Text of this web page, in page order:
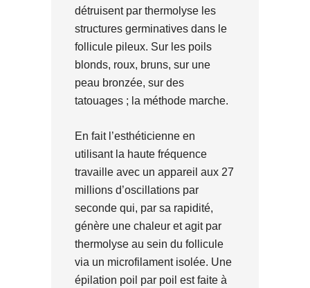
détruisent par thermolyse les
structures germinatives dans le
follicule pileux. Sur les poils
blonds, roux, bruns, sur une
peau bronzée, sur des
tatouages ; la méthode marche.
En fait l’esthéticienne en
utilisant la haute fréquence
travaille avec un appareil aux 27
millions d’oscillations par
seconde qui, par sa rapidité,
génère une chaleur et agit par
thermolyse au sein du follicule
via un microfilament isolée. Une
épilation poil par poil est faite à